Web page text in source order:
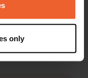
location
meters
it for
only
Copia